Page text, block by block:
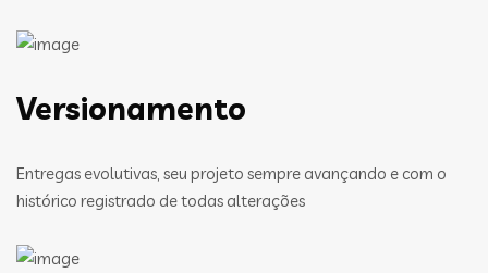
Versionamento
Entregas evolutivas, seu projeto sempre avançando e com o
histórico registrado de todas alterações